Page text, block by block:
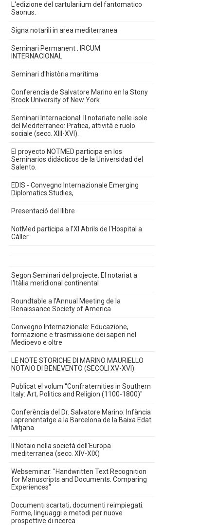
L'edizione del cartulariium del fantomatico
Saonus.
Signa notarili in area mediterranea
Seminari Permanent . IRCUM
INTERNACIONAL
Seminari d'història marítima
Conferencia de Salvatore Marino en la Stony
Brook University of New York
Seminari Internacional: Il notariato nelle isole
del Mediterraneo: Pratica, attività e ruolo
sociale (secc. XIII-XVI).
El proyecto NOTMED participa en los
Seminarios didácticos de la Universidad del
Salento.
EDIS - Convegno Internazionale Emerging
Diplomatics Studies,
Presentació del llibre
NotMed participa a l'XI Abrils de l'Hospital a
Càller
Segon Seminari del projecte. El notariat a
l'Itàlia meridional continental
Roundtable a l'Annual Meeting de la
Renaissance Society of America
Convegno Internazionale: Educazione,
formazione e trasmissione dei saperi nel
Medioevo e oltre
LE NOTE STORICHE DI MARINO MAURIELLO
NOTAIO DI BENEVENTO (SECOLI XV-XVI)
Publicat el volum “Confraternities in Southern
Italy: Art, Politics and Religion (1100-1800)"
Conferència del Dr. Salvatore Marino: Infància
i aprenentatge a la Barcelona de la Baixa Edat
Mitjana
Il Notaio nella società dell'Europa
mediterranea (secc. XIV-XIX)
Webseminar: "Handwritten Text Recognition
for Manuscripts and Documents. Comparing
Experiences"
Documenti scartati, documenti reimpiegati.
Forme, linguaggi e metodi per nuove
prospettive di ricerca